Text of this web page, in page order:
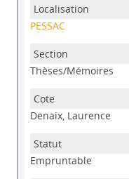
PESSAC
Thèses/Mémoires
Denaix, Laurence
Empruntable